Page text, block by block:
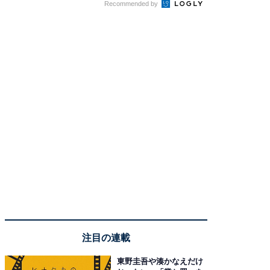
Recommended by
注目の連載
東野圭吾や湊かなえだけ